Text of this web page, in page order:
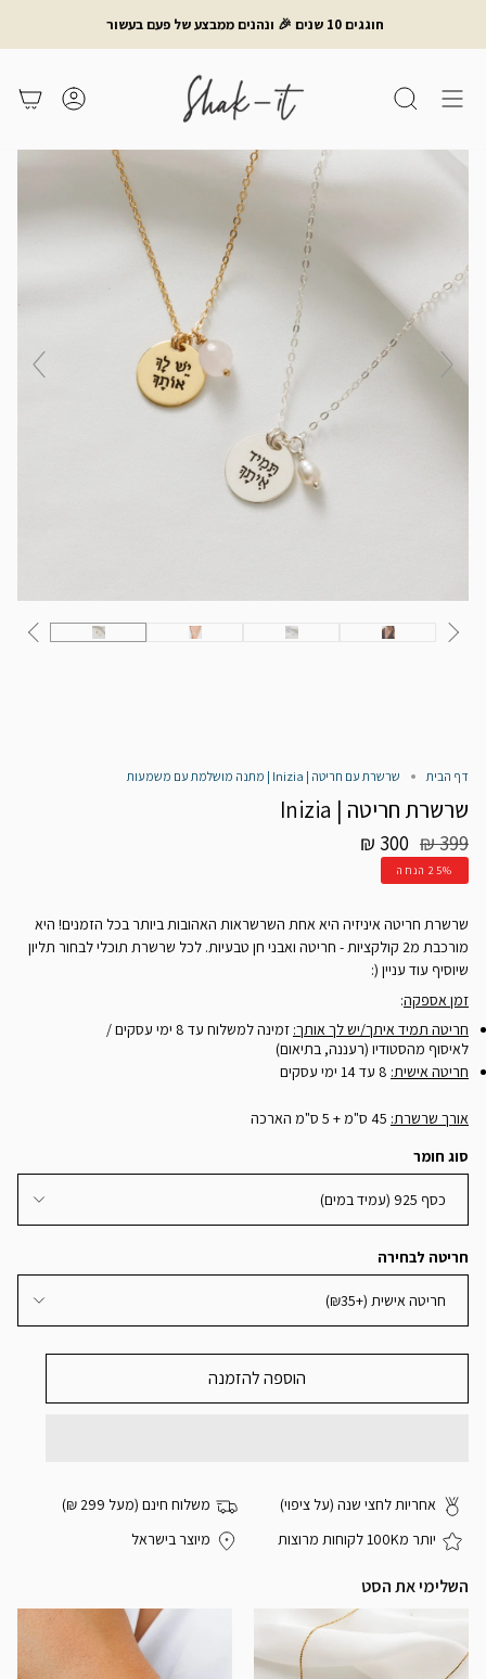
חוגגים 10 שנים 🎉 ונהנים ממבצע של פעם בעשור
חיפוש משתמש
דף הבית שרשרת עם חריטה | Inizia | מתנה מושלמת עם משמעות
שרשרת חריטה | Inizia
300 ₪מחיר
רגיל
399 ₪
25%הנחה
שרשרת חריטה איניזיה היא אחת השרשראות האהובות ביותר בכל הזמנים! היא
מורכבת מ2 קולקציות - חריטה ואבני חן טבעיות. לכל שרשרת תוכלי לבחור תליון
שיוסיף עוד עניין (:
זמן אספקה:
חריטה תמיד איתך/יש לך אותך:
זמינה למשלוח עד 8 ימי עסקים /
לאיסוף מהסטודיו (רעננה, בתיאום)
חריטה אישית:
אורך שרשרת:
סוג חומר
כסף 925 (עמיד במים)
חריטה לבחירה
חריטה אישית (+₪35)
הוספה להזמנה
אחריות לחצי שנה (על ציפוי)
משלוח חינם (מעל 299 ₪)
יותר מ100K לקוחות מרוצות
מיוצר בישראל
השלימי את הסט